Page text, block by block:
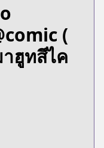
20000000055002
(
ฮูทสึไค